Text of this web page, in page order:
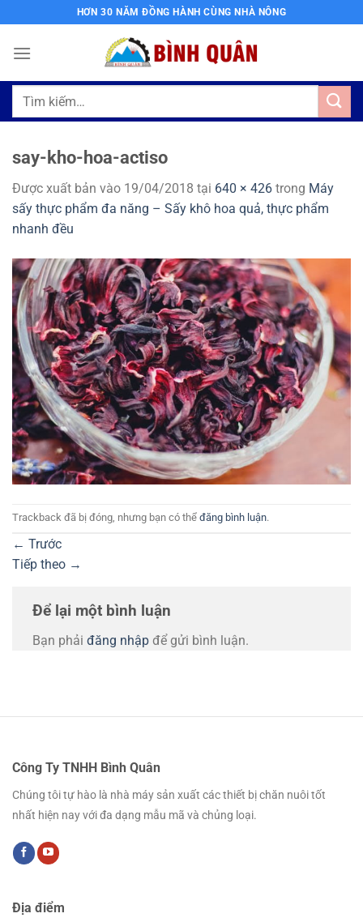
qua
nội
HƠN 30 NĂM ĐỒNG HÀNH CÙNG NHÀ NÔNG
Tìm
say-kho-hoa-actiso
Được xuất bản vào 19/04/2018 tại 640 × 426 trong Máy
sấy thực phẩm đa năng – Sấy khô hoa quả, thực phẩm
nhanh đều
Trackback đã bị đóng, nhưng bạn có thể đăng bình luận.
← Trước
Tiếp theo →
Để lại một bình luận
Bạn phải đăng nhập để gửi bình luận.
Công Ty TNHH Bình Quân
Chúng tôi tự hào là nhà máy sản xuất các thiết bị chăn nuôi tốt
nhất hiện nay với đa dạng mẫu mã và chủng loại.
Địa điểm